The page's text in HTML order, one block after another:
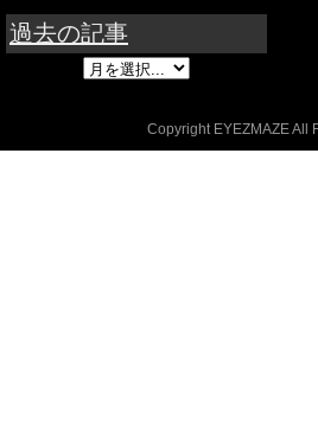
過去の記事
Copyright EYEZMAZE All